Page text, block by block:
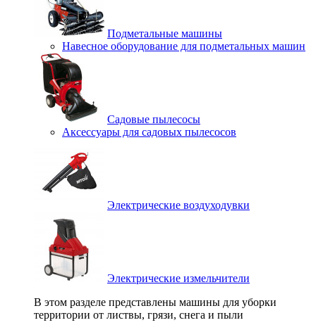
Подметальные машины
Навесное оборудование для подметальных машин
Садовые пылесосы
Аксессуары для садовых пылесосов
Электрические воздуходувки
Электрические измельчители
В этом разделе представлены машины для уборки
территории от листвы, грязи, снега и пыли